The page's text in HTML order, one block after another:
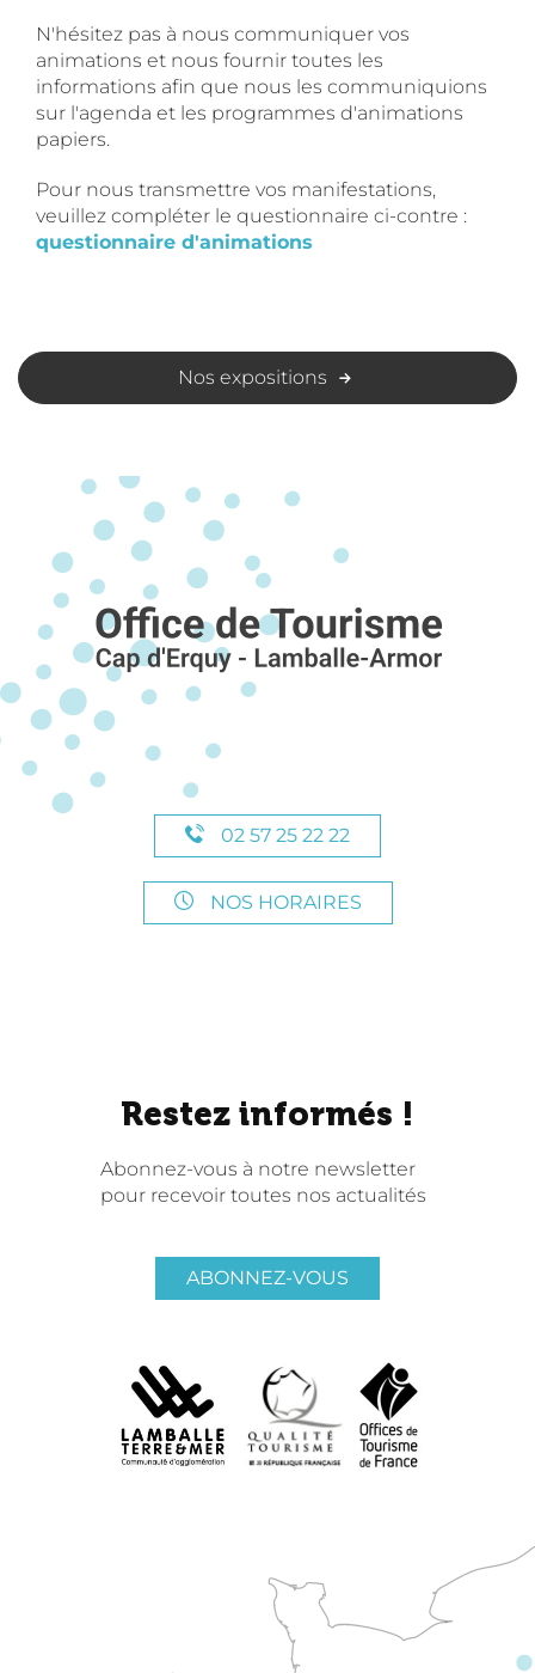
N'hésitez pas à nous communiquer vos
animations et nous fournir toutes les
informations afin que nous les communiquions
sur l'agenda et les programmes d'animations
papiers.
Pour nous transmettre vos manifestations,
veuillez compléter le questionnaire ci-contre :
questionnaire d'animations
Nos expositions
02 57 25 22 22
NOS HORAIRES
Restez informés !
Abonnez-vous à notre newsletter
pour recevoir toutes nos actualités
ABONNEZ-VOUS